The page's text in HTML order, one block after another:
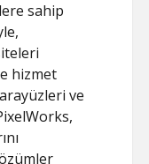
sahip
hizmet
ve